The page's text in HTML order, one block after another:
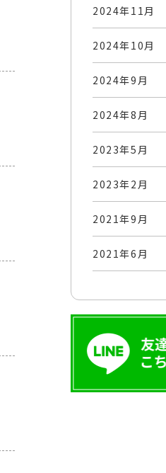
2024年11月
2024年10月
2024年9月
2024年8月
2023年5月
2023年2月
2021年9月
2021年6月